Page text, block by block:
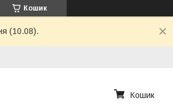
Кошик
(10.08).
Кошик